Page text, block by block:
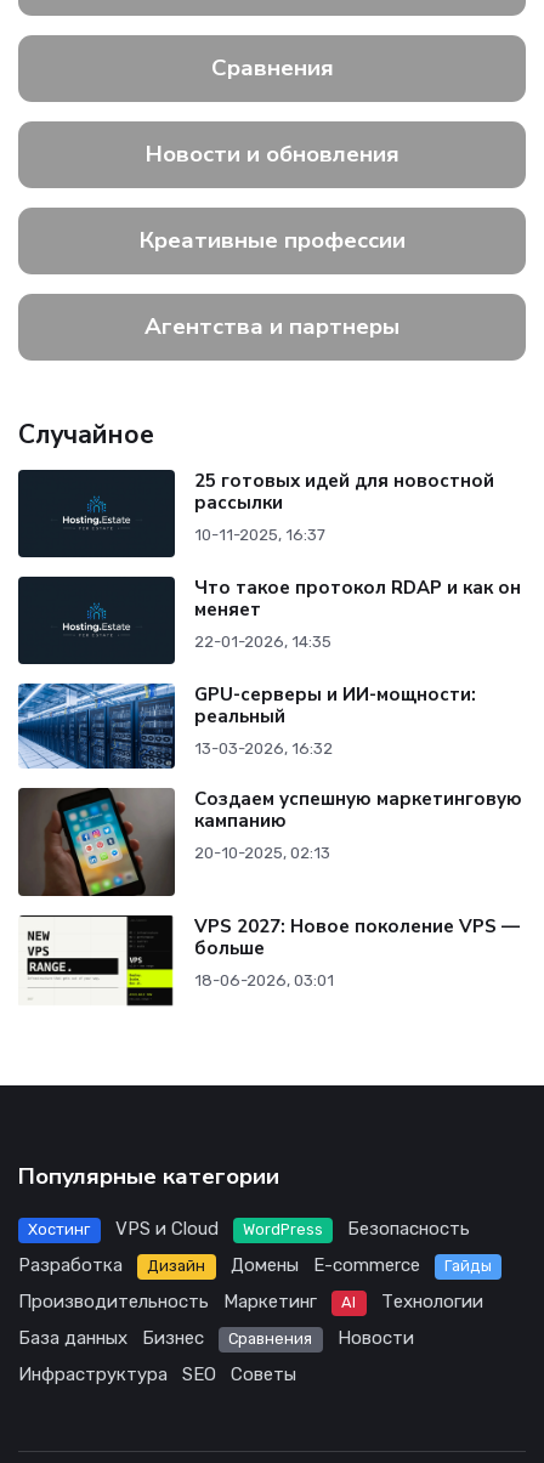
Сравнения
Новости и обновления
Креативные профессии
Агентства и партнеры
Случайное
25 готовых идей для новостной
рассылки
10-11-2025, 16:37
Что такое протокол RDAP и как он
меняет
22-01-2026, 14:35
GPU-серверы и ИИ-мощности:
реальный
13-03-2026, 16:32
Создаем успешную маркетинговую
кампанию
20-10-2025, 02:13
VPS 2027: Новое поколение VPS —
больше
18-06-2026, 03:01
Популярные категории
Хостинг VPS и Cloud WordPress
Безопасность
Разработка
Дизайн Домены E-commerce Гайды
Производительность Маркетинг AI
Технологии
База данных
Бизнес Сравнения
Новости
Инфраструктура
SEO Советы